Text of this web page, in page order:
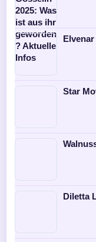
Star
Diletta